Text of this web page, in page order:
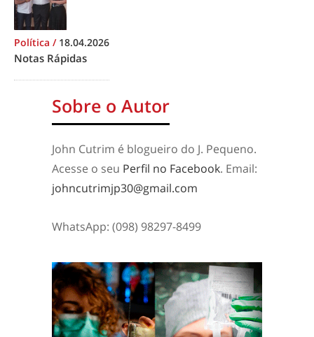
Política / 18.04.2026
Notas Rápidas
Sobre o Autor
John Cutrim é blogueiro do J. Pequeno.
Acesse o seu Perfil no Facebook. Email:
johncutrimjp30@gmail.com
WhatsApp: (098) 98297-8499